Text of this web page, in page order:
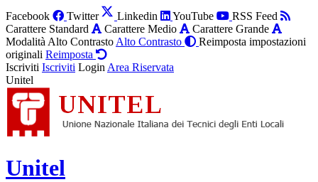
Facebook Twitter Linkedin YouTube
RSS Feed
Carattere Standard
Carattere Medio
Carattere Grande
Modalità Alto Contrasto Alto Contrasto
Reimposta impostazioni
originali Reimposta
Iscriviti Iscriviti Login Area Riservata
Unitel
Unitel